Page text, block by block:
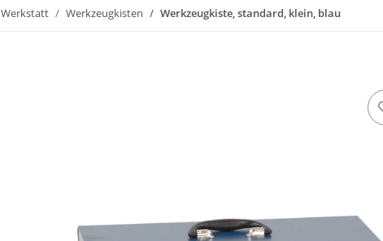
Werkzeugkisten Werkzeugkiste, standard, klein, blau